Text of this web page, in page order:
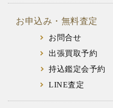
お申込み・無料査定
お問合せ
出張買取予約
持込鑑定会予約
LINE査定